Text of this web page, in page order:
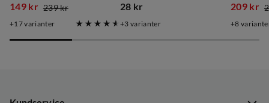
discounted
149 kr
original
239 kr
17varianter price
28 kr
3 varianter
209 kr
original
8